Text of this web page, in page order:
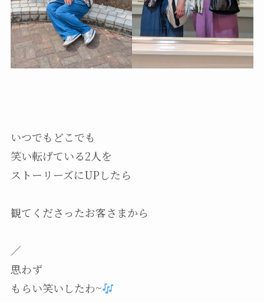
いつでもどこでも
笑い転げている2人を
ストーリーズにUPしたら
観てくださったお客さまから
／
思わず
もらい笑いしたわ~